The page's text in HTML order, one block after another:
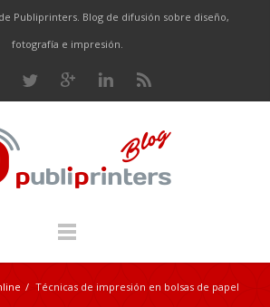
Publiprinters. Blog de difusión sobre diseño,
fotografía e impresión.
/ Técnicas de impresión en bolsas de papel